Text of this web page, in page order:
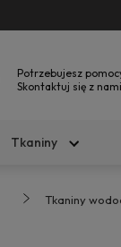
Potrzebujesz
Skontaktuj się z
Tkaniny
Tkaniny